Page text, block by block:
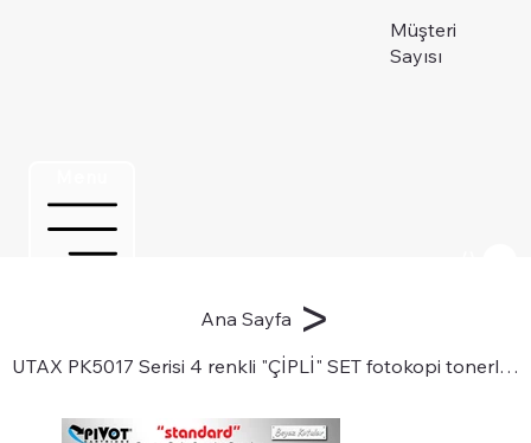
Müşteri
Sayısı
Ana Sayfa >
UTAX PK5017 Serisi 4 renkli "ÇİPLİ" SET fotokopi tonerleri için